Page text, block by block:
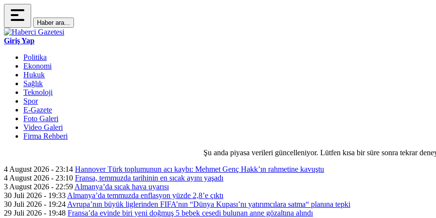
Haber ara...
Giriş Yap
Politika
Ekonomi
Hukuk
Sağlık
Teknoloji
Spor
E-Gazete
Foto Galeri
Video Galeri
Firma Rehberi
Şu anda piyasa verileri güncelleniyor. Lütfen kısa bir süre sonra tekrar
4 August 2026 - 23:14 Hannover Türk toplumunun acı kaybı: Mehmet Genç Hakk’ın rahmetine kavuştu
4 August 2026 - 23:10 Fransa, temmuzda tarihinin en sıcak ayını yaşadı
3 August 2026 - 22:59 Almanya’da sıcak hava uyarısı
30 Juli 2026 - 19:33 Almanya’da temmuzda enflasyon yüzde 2,8’e çıktı
30 Juli 2026 - 19:24 Avrupa’nın büyük liglerinden FIFA’nın “Dünya Kupası’nı yatırımcılara satma“ planına tepki
29 Juli 2026 - 19:48 Fransa’da evinde biri yeni doğmuş 5 bebek cesedi bulunan anne gözaltına alındı